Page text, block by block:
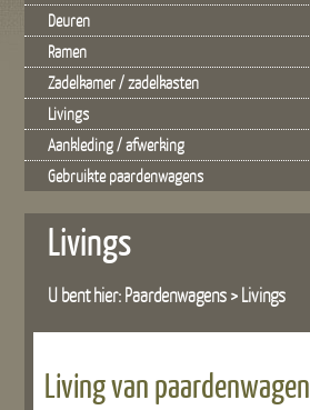
Deuren
Ramen
Zadelkamer / zadelkasten
Livings
Aankleding / afwerking
Gebruikte paardenwagens
Livings
U bent hier: Paardenwagens >Livings
Living van paardenwagen